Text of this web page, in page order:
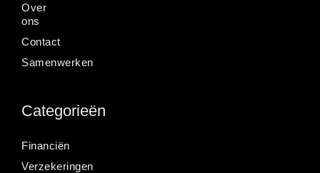
Over
ons
Contact
Samenwerken
Categorieën
Financiën
Verzekeringen